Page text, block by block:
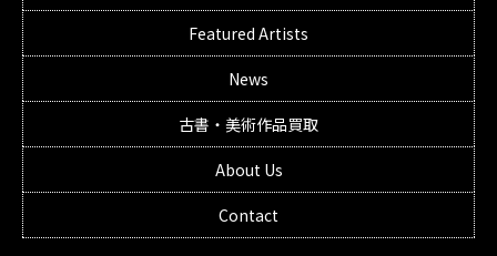
Featured Artists
News
古書・美術作品買取
About Us
Contact